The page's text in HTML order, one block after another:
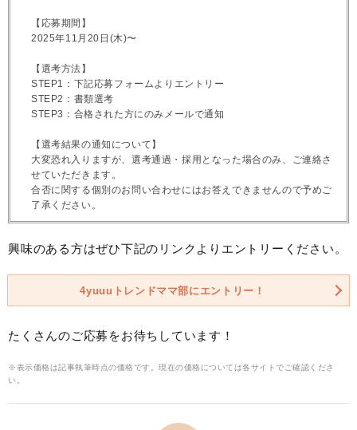
【応募期間】
2025年11月20日(木)〜
【選考方法】
STEP1：下記応募フォームよりエントリー
STEP2：書類選考
STEP3：合格された方にのみメールで通知
【選考結果の通知について】
大変恐れ入りますが、選考通過・採用となった場合のみ、ご連絡さ
せていただきます。
合否に関する個別のお問い合わせにはお答えできませんので予めご
了承ください。
興味のある方はぜひ下記のリンクよりエントリーください。
4yuuuトレンドママ部にエントリー！
たくさんのご応募をお待ちしています！
※表示価格は記事執筆時点の価格です。現在の価格については各サイトでご確認くださ
い。